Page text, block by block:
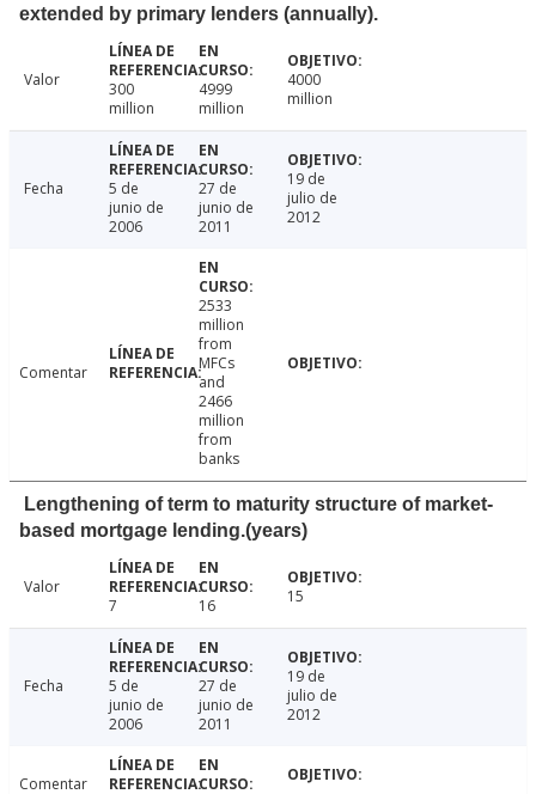
extended by primary lenders (annually).
Valor
300
million
4999
million
4000
million
Fecha
5 de
junio de
2006
27 de
junio de
2011
19 de
julio de
2012
Comentar
2533
million
from
MFCs
and
2466
million
from
banks
Lengthening of term to maturity structure of market-
based mortgage lending.(years)
Valor
7
16 15
Fecha
5 de
junio de
2006
27 de
junio de
2011
19 de
julio de
2012
Comentar